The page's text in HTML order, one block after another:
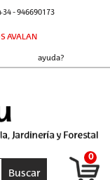
- 946690173
AVALAN
ayuda?
Buscar
0